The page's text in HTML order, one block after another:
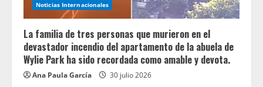
Noticias Internacionales
La familia de tres personas que murieron en el
devastador incendio del apartamento de la abuela de
Wylie Park ha sido recordada como amable y devota.
Ana Paula García 30 julio 2026